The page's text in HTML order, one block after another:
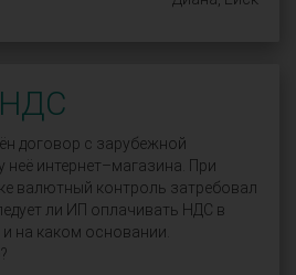
НДС
договор с зарубежной
неё интернет–магазина. При
валютный контроль затребовал
ли ИП оплачивать НДС в
и на каком основании.